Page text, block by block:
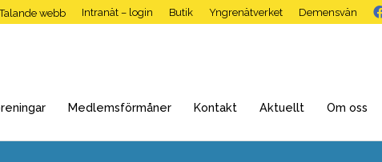
Talande webb Intranät – login Butik Yngrenätverket Demensvän
Medlemsförmåner Kontakt Aktuellt Om oss